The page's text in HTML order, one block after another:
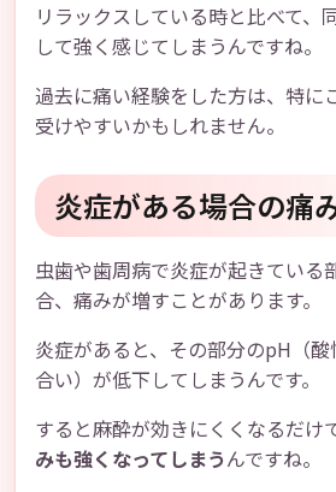
リラックスしている時と比べて、
して強く感じてしまうんですね。
過去に痛い経験をした方は、特に
受けやすいかもしれません。
炎症がある場合の痛
虫歯や歯周病で炎症が起きている
合、痛みが増すことがあります。
炎症があると、その部分のpH（
合い）が低下してしまうんです。
すると麻酔が効きにくくなるだけ
みも強くなってしまうんですね。